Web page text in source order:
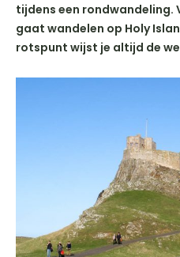
tijdens een rondwandeling.
gaat wandelen op Holy
rotspunt wijst je altijd de